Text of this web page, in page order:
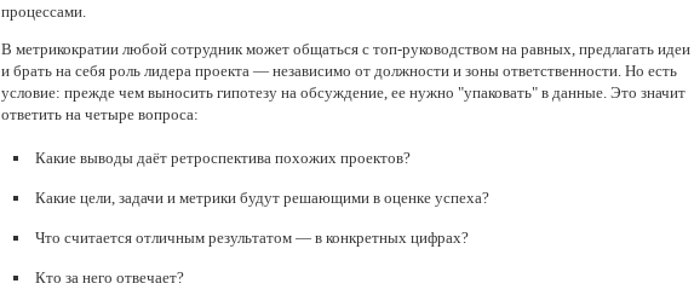
процессами.
В метрикократии любой сотрудник может общаться с топ-руководством на равных, предлагать идеи
и брать на себя роль лидера проекта — независимо от должности и зоны ответственности. Но есть
условие: прежде чем выносить гипотезу на обсуждение, ее нужно "упаковать" в данные. Это значит
ответить на четыре вопроса:
Какие выводы даёт ретроспектива похожих проектов?
Какие цели, задачи и метрики будут решающими в оценке успеха?
Что считается отличным результатом — в конкретных цифрах?
Кто за него отвечает?